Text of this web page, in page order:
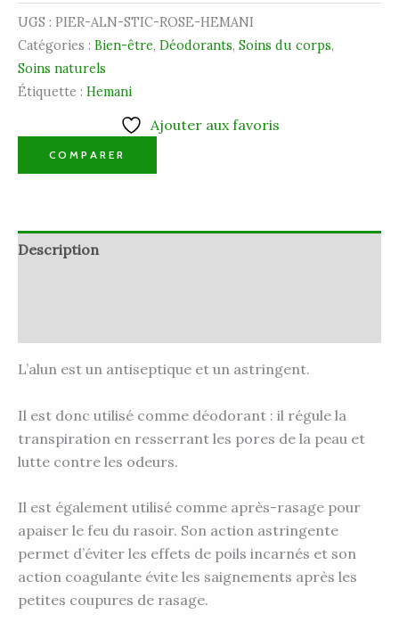
UGS : PIER-ALN-STIC-ROSE-HEMANI
Catégories : Bien-être, Déodorants, Soins du corps,
Soins naturels
Étiquette : Hemani
Ajouter aux favoris
COMPARER
Description
L’alun est un antiseptique et un astringent.
Il est donc utilisé comme déodorant : il régule la
transpiration en resserrant les pores de la peau et
lutte contre les odeurs.
Il est également utilisé comme après-rasage pour
apaiser le feu du rasoir. Son action astringente
permet d’éviter les effets de poils incarnés et son
action coagulante évite les saignements après les
petites coupures de rasage.